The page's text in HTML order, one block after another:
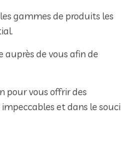
gammes de produits les
auprès de vous afin de
pour vous offrir des
et dans le souci